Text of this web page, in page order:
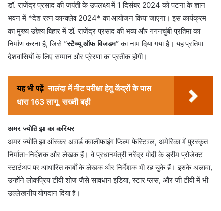
डॉ. राजेंद्र प्रसाद की जयंती के उपलक्ष्य में 1 दिसंबर 2024 को पटना के ज्ञान
भवन में *देश रत्न कान्क्लेव 2024* का आयोजन किया जाएगा। इस कार्यक्रम
का मुख्य उद्देश्य बिहार में डॉ. राजेंद्र प्रसाद की भव्य और गगनचुंबी प्रतिमा का
निर्माण करना है, जिसे“स्टैच्यू ऑफ विजडम”का नाम दिया गया है। यह प्रतिमा
देशवासियों के लिए सम्मान और प्रेरणा का प्रतीक होगी।
यह भी पढ़ें नालंदा में नीट परीक्षा हेतु केंद्रों के पास
धारा 163 लागू, सख्ती बढ़ी
अमर ज्योति झा का करियर
अमर ज्योति झा ऑस्कर अवार्ड क्वालीफाइंग फिल्म फेस्टिवल, अमेरिका में पुरस्कृत
निर्माता-निर्देशक और लेखक हैं। वे प्रधानमंत्री नरेंद्र मोदी के ड्रीम प्रोजेक्ट
स्टार्टअप पर आधारित कार्यों के लेखक और निर्देशक भी रह चुके हैं। इसके अलावा,
उन्होंने लोकप्रिय टीवी शोज़ जैसे सावधान इंडिया, स्टार प्लस, और ज़ी टीवी में भी
उल्लेखनीय योगदान दिया है।